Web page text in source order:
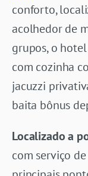
conforto,
acolhedor de
grupos, o
com cozinha
jacuzzi
baita bônus
Localizado a
com serviço